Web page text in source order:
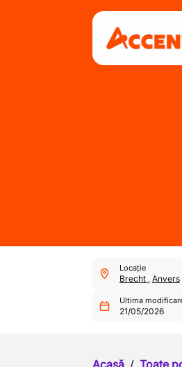
Locație
Brecht , Anvers
Ultima
21/05/2026
Acasă / Toate